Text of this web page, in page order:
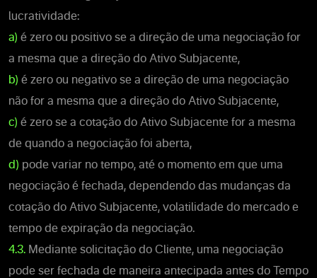
lucratividade:
a) é zero ou positivo se a direção de uma negociação for
a mesma que a direção do Ativo Subjacente,
b) é zero ou negativo se a direção de uma negociação
não for a mesma que a direção do Ativo Subjacente,
c) é zero se a cotação do Ativo Subjacente for a mesma
de quando a negociação foi aberta,
d) pode variar no tempo, até o momento em que uma
negociação é fechada, dependendo das mudanças da
cotação do Ativo Subjacente, volatilidade do mercado e
tempo de expiração da negociação.
4.3. Mediante solicitação do Cliente, uma negociação
pode ser fechada de maneira antecipada antes do Tempo